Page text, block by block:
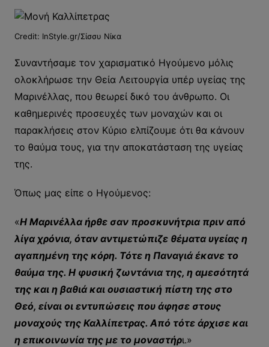
Credit: InStyle.gr/Σίσσυ Νίκα
Συναντήσαμε τον χαρισματικό Ηγούμενο μόλις
ολοκλήρωσε την Θεία Λειτουργία υπέρ υγείας της
Μαρινέλλας, που θεωρεί δικό του άνθρωπο. Οι
καθημερινές προσευχές των μοναχών και οι
παρακλήσεις στον Κύριο ελπίζουμε ότι θα κάνουν
το θαύμα τους, για την αποκατάσταση της υγείας
της.
Όπως μας είπε ο Ηγούμενος:
«Η Μαρινέλλα ήρθε σαν προσκυνήτρια πριν από
λίγα χρόνια, όταν αντιμετώπιζε θέματα υγείας η
αγαπημένη της κόρη. Τότε η Παναγιά έκανε το
θαύμα της. Η φυσική ζωντάνια της, η αμεσότητά
της και η βαθιά και ουσιαστική πίστη της στο
Θεό, είναι οι εντυπώσεις που άφησε στους
μοναχούς της Καλλίπετρας. Από τότε άρχισε και
η επικοινωνία της με το μοναστήρι.»